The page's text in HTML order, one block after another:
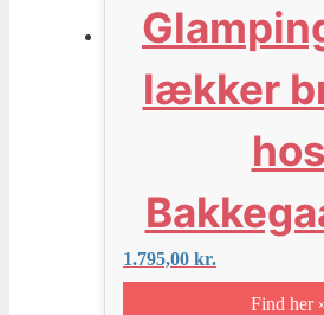
lækker
hos
1.795,00 kr.
Find her